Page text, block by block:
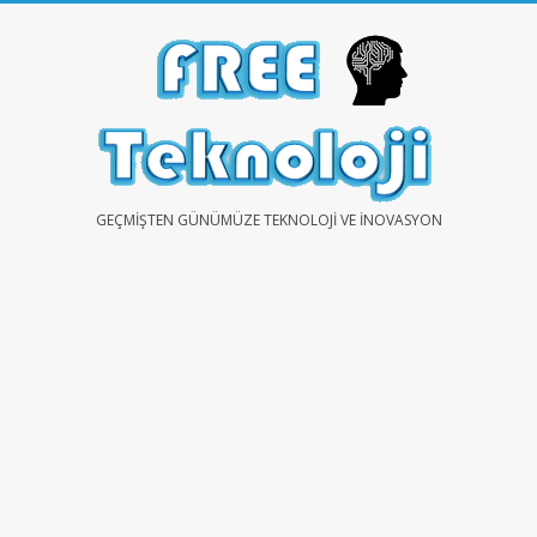
FREEGEÇMIŞTEN GÜNÜMÜZE TEKNOLOJI VE İNOVASYON